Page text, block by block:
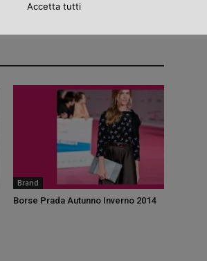
Brand
Borse Prada Autunno Inverno 2014
Accetta tutti